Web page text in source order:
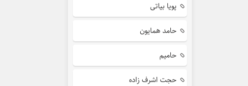
پویا بیاتی
حامد همایون
حامیم
حجت اشرف زاده